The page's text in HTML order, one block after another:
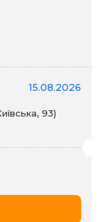
15.08.2026
93)